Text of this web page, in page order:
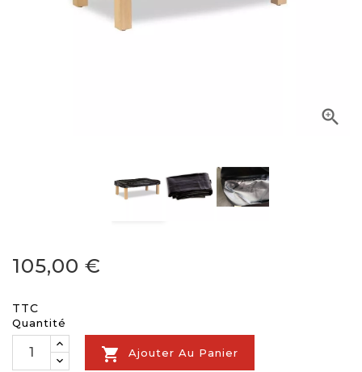

105,00 €
TTC
Quantité
 Ajouter Au Panier